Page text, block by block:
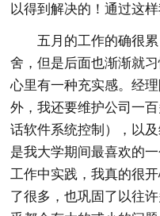
以得到解决的！通过这
五月的工作的确很
舍，但是后面也渐渐就
心里有一种充实感。经
外，我还要维护公司一
话软件系统控制），以
是我大学期间最喜欢的
工作中实践，我真的很
了很多，也巩固了以往